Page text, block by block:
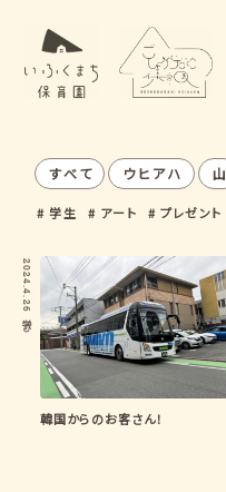
すべて ウヒアハ 山
学生 アート プレゼント
2024.4.26
学び
韓国からのお客さん！